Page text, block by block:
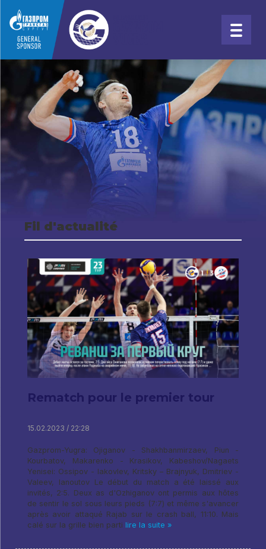
Fil d'actualité
Rematch pour le premier tour
15.02.2023 / 22:28
Gazprom-Yugra: Ojiganov - Shakhbanmirzaev, Piun -
Kourbatov, Makarenko - Krasikov, Kabeshov/Nagaets
Yenisei: Ossipov - Iakovlev, Kritsky – Brajnyuk, Dmitriev -
Valeev, Ianoutov Le début du match a été laissé aux
invités, 2:5. Deux as d'Ozhiganov ont permis aux hôtes
de sentir le sol sous leurs pieds (7:7) et même s'avancer
après avoir attaqué Rajab sur le crash ball, 11:10. Mais
calé sur la grille bien parti lire la suite »